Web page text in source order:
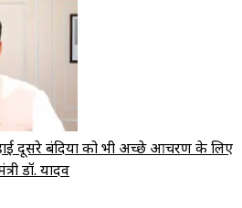
दूसरे बंदियों को भी अच्छे आचरण के लिए
डॉ. यादव